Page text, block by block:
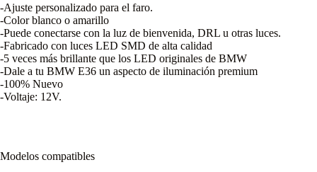
-Ajuste personalizado para el faro.
-Color blanco o amarillo
-Puede conectarse con la luz de bienvenida, DRL u otras luces.
-Fabricado con luces LED SMD de alta calidad
-5 veces más brillante que los LED originales de BMW
-Dale a tu BMW E36 un aspecto de iluminación premium
-100% Nuevo
-Voltaje: 12V.
Modelos compatibles